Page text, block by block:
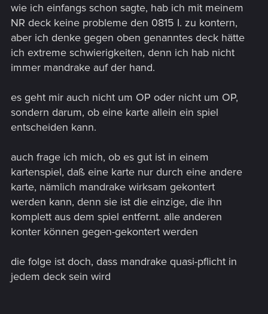
wie ich einfangs schon sagte, hab ich mit meinem
NR deck keine probleme den 0815 I. zu kontern,
aber ich denke gegen oben genanntes deck hätte
ich extreme schwierigkeiten, denn ich hab nicht
immer mandrake auf der hand.
es geht mir auch nicht um OP oder nicht um OP,
sondern darum, ob eine karte allein ein spiel
entscheiden kann.
auch frage ich mich, ob es gut ist in einem
kartenspiel, daß eine karte nur durch eine andere
karte, nämlich mandrake wirksam gekontert
werden kann, denn sie ist die einzige, die ihn
komplett aus dem spiel entfernt. alle anderen
konter können gegen-gekontert werden
die folge ist doch, dass mandrake quasi-pflicht in
jedem deck sein wird